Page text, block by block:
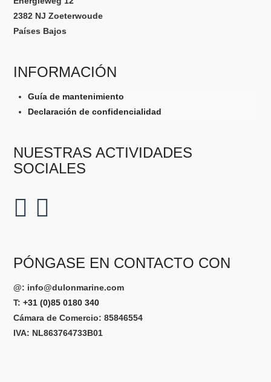
2382 NJ Zoeterwoude
Países Bajos
INFORMACIÓN
Guía de mantenimiento
Declaración de confidencialidad
NUESTRAS ACTIVIDADES
SOCIALES
PÓNGASE EN CONTACTO CON
@: info@dulonmarine.com
T: +31 (0)85 0180 340
Cámara de Comercio: 85846554
IVA: NL863764733B01